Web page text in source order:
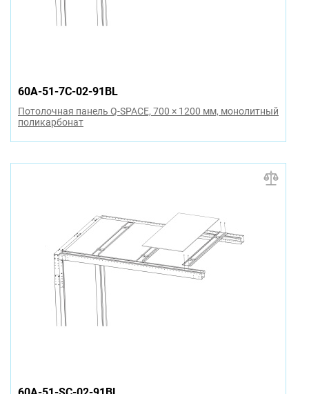
60A-51-7C-02-91BL
Потолочная панель Q-SPACE, 700 × 1200 мм, монолитный
поликарбонат